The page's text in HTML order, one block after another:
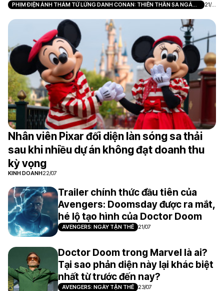
PHIM ĐIỆN ẢNH THÁM TỬ LỪNG DANH CONAN: THIÊN THẦN SA NGÃ
TRÊN XA LỘ
21/0
Nhân viên Pixar đối diện làn sóng sa thải
sau khi nhiều dự án không đạt doanh thu
kỳ vọng
KINH DOANH22/07
Trailer chính thức đầu tiên của
Avengers: Doomsday được ra mắt,
hé lộ tạo hình của Doctor Doom
AVENGERS: NGÀY TẬN THẾ 21/07
Doctor Doom trong Marvel là ai?
Tại sao phản diện này lại khác biệt
nhất từ trước đến nay?
AVENGERS: NGÀY TẬN THẾ 23/07